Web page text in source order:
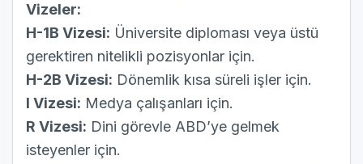
Vizeler:
H-1B Vizesi: Üniversite diploması veya üstü
gerektiren nitelikli pozisyonlar için.
H-2B Vizesi: Dönemlik kısa süreli işler için.
I Vizesi: Medya çalışanları için.
R Vizesi: Dini görevle ABD’ye gelmek
isteyenler için.